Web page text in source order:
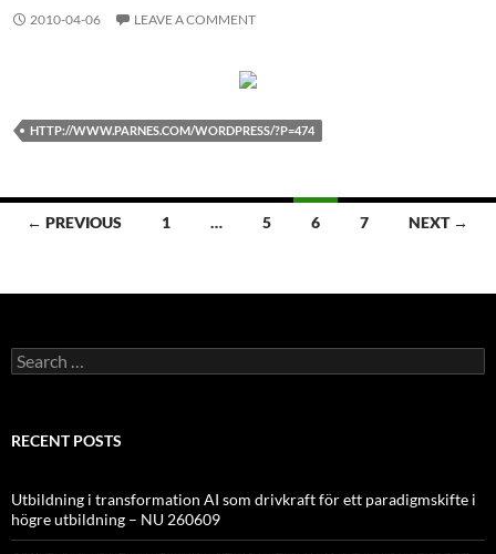
2010-04-06 LEAVE A COMMENT
HTTP://WWW.PARNES.COM/WORDPRESS/?P=474
Posts
← PREVIOUS 1 … 5 6 7 NEXT →
Search
for:
RECENT POSTS
Utbildning i transformation AI som drivkraft för ett paradigmskifte i
högre utbildning – NU 260609